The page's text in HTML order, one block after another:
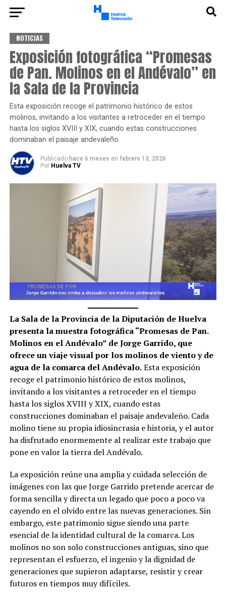
NOTICIAS
Exposición fotográfica “Promesas
de Pan. Molinos en el Andévalo” en
la Sala de la Provincia
Esta exposición recoge el patrimonio histórico de estos
molinos, invitando a los visitantes a retroceder en el tiempo
hasta los siglos XVIII y XIX, cuando estas construcciones
dominaban el paisaje andevaleño.
Publicado hace 6 meses en febrero 13, 2026
Por Huelva TV
La Sala de la Provincia de la Diputación de Huelva
presenta la muestra fotográfica “Promesas de Pan.
Molinos en el Andévalo” de Jorge Garrido, que
ofrece un viaje visual por los molinos de viento y de
agua de la comarca del Andévalo.Esta exposición
recoge el patrimonio histórico de estos molinos,
invitando a los visitantes a retroceder en el tiempo
hasta los siglos XVIII y XIX, cuando estas
construcciones dominaban el paisaje andevaleño. Cada
molino tiene su propia idiosincrasia e historia, y el autor
ha disfrutado enormemente al realizar este trabajo que
pone en valor la tierra del Andévalo.
La exposición reúne una amplia y cuidada selección de
imágenes con las que Jorge Garrido pretende acercar de
forma sencilla y directa un legado que poco a poco va
cayendo en el olvido entre las nuevas generaciones. Sin
embargo, este patrimonio sigue siendo una parte
esencial de la identidad cultural de la comarca. Los
molinos no son solo construcciones antiguas, sino que
representan el esfuerzo, el ingenio y la dignidad de
generaciones que supieron adaptarse, resistir y crear
futuros en tiempos muy difíciles.